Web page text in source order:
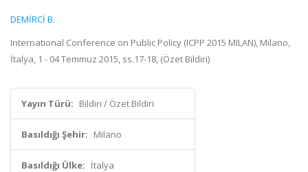
DEMİRCİ B.
International Conference on Public Policy (ICPP 2015 MILAN), Milano,
İtalya, 1 - 04 Temmuz 2015, ss.17-18, (Özet Bildiri)
Yayın Türü: Bildiri / Özet Bildiri
Basıldığı Şehir: Milano
Basıldığı Ülke: İtalya